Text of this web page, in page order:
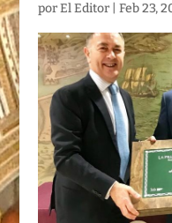
porEl Editor| Feb 23,